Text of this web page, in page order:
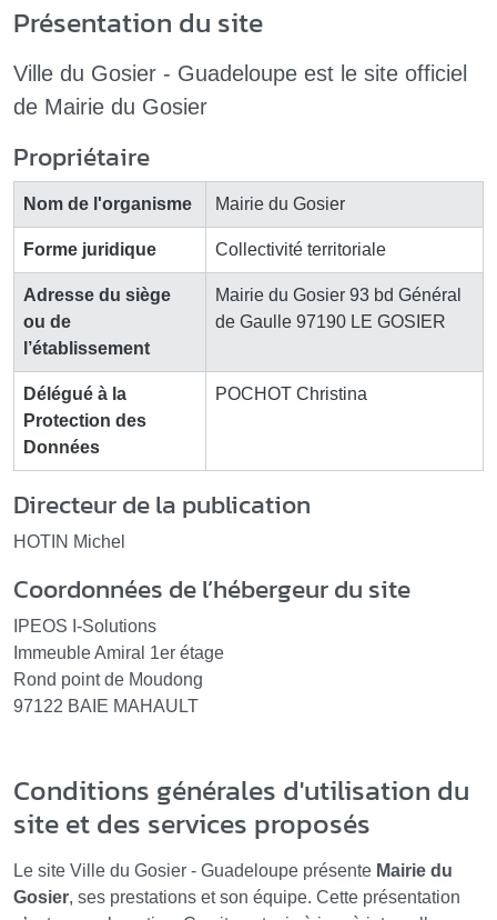
Présentation du site
Ville du Gosier - Guadeloupe est le site officiel
de Mairie du Gosier
Propriétaire
Nom de l'organisme Mairie du Gosier
Forme juridique Collectivité territoriale
Adresse du siège
ou de
l’établissement
Mairie du Gosier 93 bd Général
de Gaulle 97190 LE GOSIER
Délégué à la
Protection des
Données
POCHOT Christina
Directeur de la publication
HOTIN Michel
Coordonnées de l’hébergeur du site
IPEOS I-Solutions
Immeuble Amiral 1er étage
Rond point de Moudong
97122 BAIE MAHAULT
Conditions générales d'utilisation du
site et des services proposés
Le site Ville du Gosier - Guadeloupe présente Mairie du
Gosier, ses prestations et son équipe. Cette présentation